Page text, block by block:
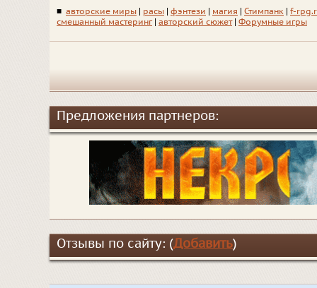
■ авторские миры расы фэнтези магия Стимпанк
f-
смешанный мастеринг
авторский сюжет| Форумные игры
Предложения партнеров:
Отзывы по сайту: (Добавить)